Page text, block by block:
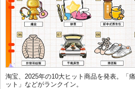
淘宝、2025年の10大ヒット商品を発表。「
ット」などがランクイン。